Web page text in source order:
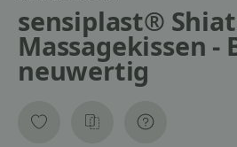
sensiplast®
Massagekissen -
neuwertig